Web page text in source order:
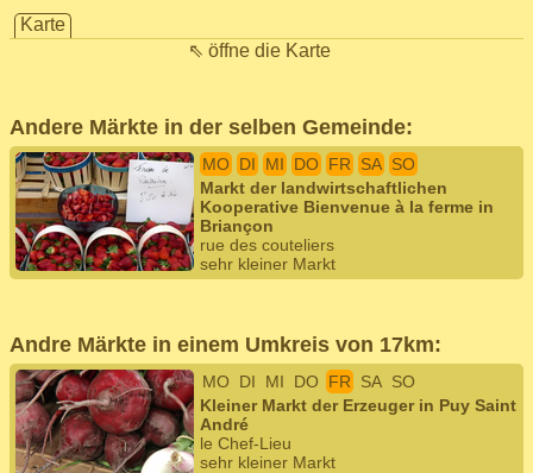
Karte
⇖ öffne die Karte
Andere Märkte in der selben Gemeinde:
MO DI MI DO FR SA SO
Markt der landwirtschaftlichen
Kooperative Bienvenue à la ferme in
Briançon
rue des couteliers
sehr kleiner Markt
Andre Märkte in einem Umkreis von 17km:
MO DI MI DO FR SA SO
Kleiner Markt der Erzeuger in Puy Saint
André
le Chef-Lieu
sehr kleiner Markt